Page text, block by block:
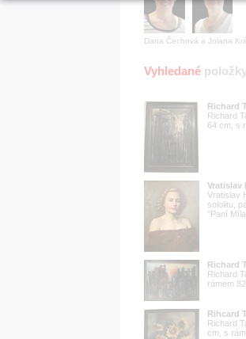
Dana Čechová a Jolana
Vyhledané
Richard
Richard
64 cm, s
Vratislav
Vratislav
sololitu,
"Paní
Richard
Richard
rámem
Rihcard
Richard
cm, s